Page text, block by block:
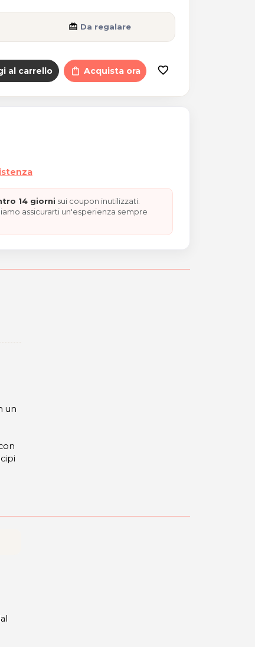
card_giftcard Da regalare
al carrello shopping_bag Acquista ora favorite_border
14 giorni sui coupon inutilizzati.
assicurarti un'esperienza sempre
un